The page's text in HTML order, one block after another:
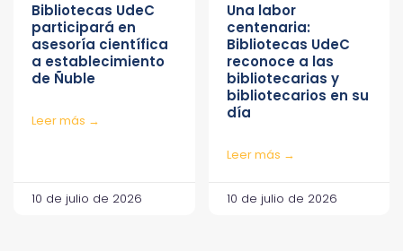
Bibliotecas UdeC
participará en
asesoría científica
a establecimiento
de Ñuble
Leer más →
10 de julio de 2026
Una labor
centenaria:
Bibliotecas UdeC
reconoce a las
bibliotecarias y
bibliotecarios en su
día
Leer más →
10 de julio de 2026